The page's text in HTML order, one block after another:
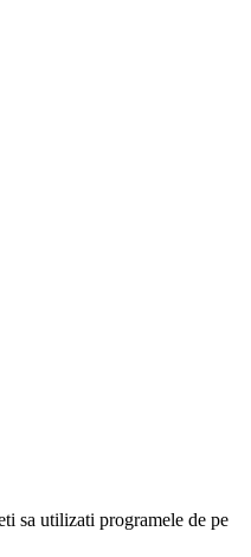
sa utilizati programele de pe